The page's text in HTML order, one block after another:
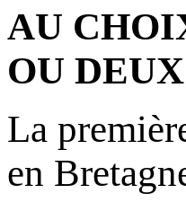
AU
OU
La
en